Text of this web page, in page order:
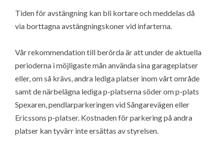
Tiden för avstängning kan bli kortare och meddelas då
via borttagna avstängningskoner vid infarterna.
Vår rekommendation till berörda är att under de aktuella
perioderna i möjligaste mån använda sina garageplatser
eller, om så krävs, andra lediga platser inom vårt område
samt de närbelägna lediga p-platserna söder om p-plats
Spexaren, pendlarparkeringen vid Sångarevägen eller
Ericssons p-platser. Kostnaden för parkering på andra
platser kan tyvärr inte ersättas av styrelsen.